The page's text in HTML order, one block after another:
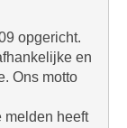
opgericht.
en
Ons motto
melden heeft